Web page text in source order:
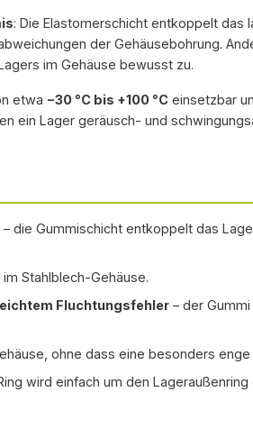
Spann-/Y-Lagers (72 mm →
RIS 207 A). Die passenden
Lager finden Sie unter
Spannlager und die Gehäuse
unter Stehlager-
Auswahl erreichen Sie uns
über das Kontaktformular.
: Die Elastomerschicht entkoppelt das
der Gehäusebohrung.
im Gehäuse bewusst zu.
etwa −30 °C bis +100 °C einsetzbar
ein Lager geräusch- und
– die Gummischicht entkoppelt das
Stahlblech-Gehäuse.
Fluchtungsfehler – der
ohne dass eine besonders
wird einfach um den